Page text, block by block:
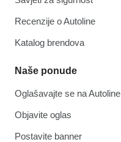
Recenzije o Autoline
Katalog brendova
Naše ponude
Oglašavajte se na Autoline
Objavite oglas
Postavite banner